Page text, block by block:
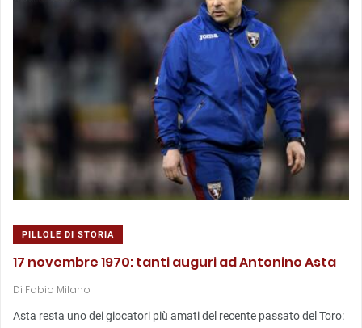
PILLOLE DI STORIA
17 novembre 1970: tanti auguri ad Antonino Asta
Di Fabio Milano
Asta resta uno dei giocatori più amati del recente passato del Toro: